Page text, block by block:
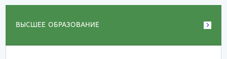
ВЫСШЕЕ ОБРАЗОВАНИЕ